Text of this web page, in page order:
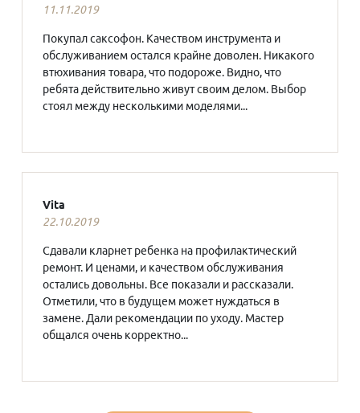
11.11.2019
Покупал саксофон. Качеством инструмента и
обслуживанием остался крайне доволен. Никакого
втюхивания товара, что подороже. Видно, что
ребята действительно живут своим делом. Выбор
стоял между несколькими моделями...
Vita
22.10.2019
Сдавали кларнет ребенка на профилактический
ремонт. И ценами, и качеством обслуживания
остались довольны. Все показали и рассказали.
Отметили, что в будущем может нуждаться в
замене. Дали рекомендации по уходу. Мастер
общался очень корректно...